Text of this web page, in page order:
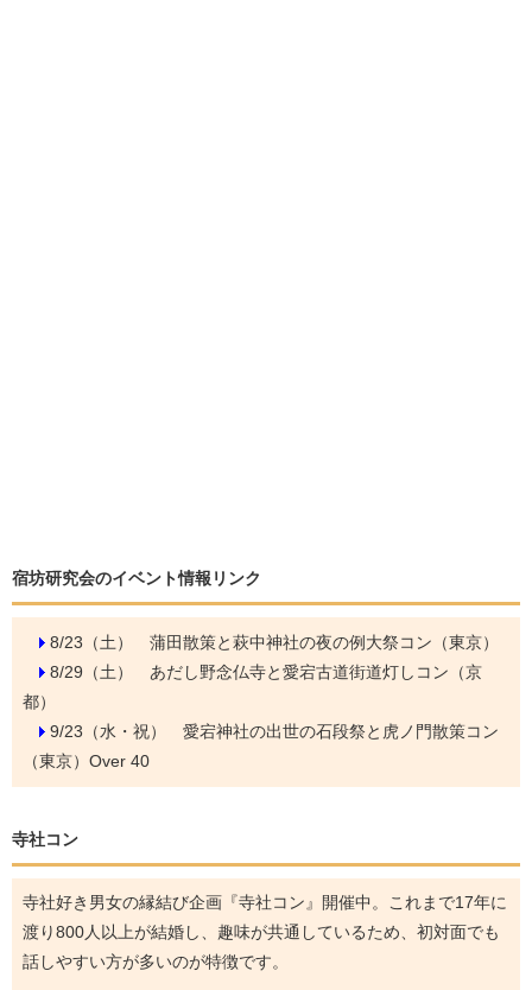
宿坊研究会のイベント情報リンク
8/23（土） 蒲田散策と萩中神社の夜の例大祭コン（東京）
8/29（土） あだし野念仏寺と愛宕古道街道灯しコン（京
都）
9/23（水・祝） 愛宕神社の出世の石段祭と虎ノ門散策コン
（東京）Over 40
寺社コン
寺社好き男女の縁結び企画『寺社コン』開催中。これまで17年に
渡り800人以上が結婚し、趣味が共通しているため、初対面でも
話しやすい方が多いのが特徴です。